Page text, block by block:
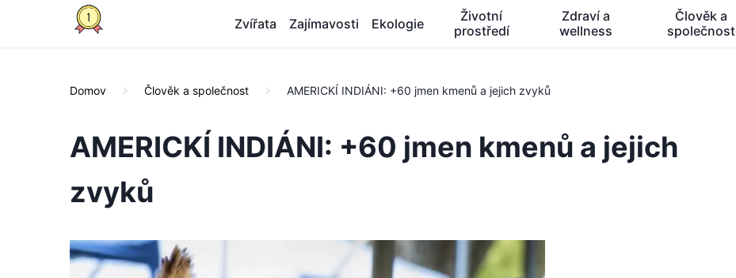
Zvířata Zajímavosti Ekologie
Životní
prostředí
Zdraví a
wellness
Člověk a
společnost
Domov Člověk a společnost AMERICKÍ INDIÁNI: +60 jmen kmenů a jejich zvyků
AMERICKÍ INDIÁNI: +60 jmen kmenů a jejich
zvyků